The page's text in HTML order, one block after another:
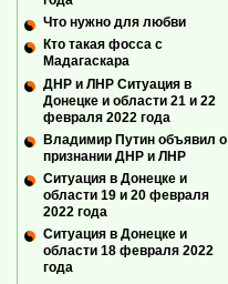
Что нужно для любви
Кто такая фосса с
Мадагаскара
ДНР и ЛНР Ситуация в
Донецке и области 21 и 22
февраля 2022 года
Владимир Путин объявил о
признании ДНР и ЛНР
Ситуация в Донецке и
области 19 и 20 февраля
2022 года
Ситуация в Донецке и
области 18 февраля 2022
года